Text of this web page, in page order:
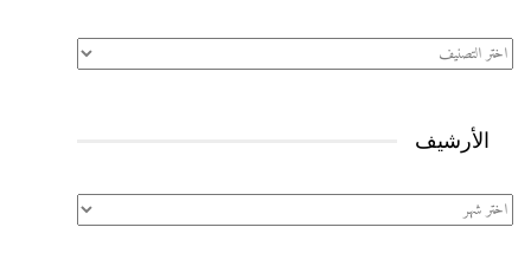
تصنيفات
الأرشيف
الأرشيف